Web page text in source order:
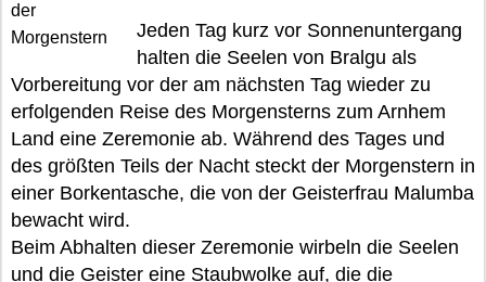
der
Morgenstern
Jeden Tag kurz vor Sonnenuntergang
halten die Seelen von Bralgu als
Vorbereitung vor der am nächsten Tag wieder zu
erfolgenden Reise des Morgensterns zum Arnhem
Land eine Zeremonie ab. Während des Tages und
des größten Teils der Nacht steckt der Morgenstern in
einer Borkentasche, die von der Geisterfrau Malumba
bewacht wird.
Beim Abhalten dieser Zeremonie wirbeln die Seelen
und die Geister eine Staubwolke auf, die die